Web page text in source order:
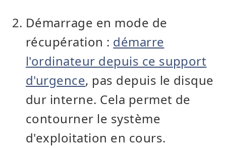
Démarrage en mode de
récupération : démarre
l'ordinateur depuis ce support
d'urgence, pas depuis le disque
dur interne. Cela permet de
contourner le système
d'exploitation en cours.